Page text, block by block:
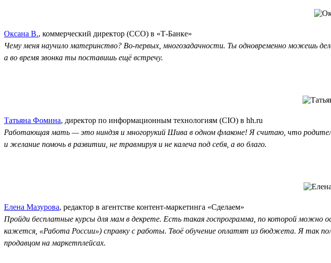
Оксана В., коммерческий директор (CCO) в «Т-Банке»
Чему меня научило материнство? Во-первых, многозадачности. Ты одновременно можешь
а во время звонка ты поставишь ещё встречу.
Татьяна Фомина, директор по информационным технологиям (CIO) в hh.ru
Работающая мать — это ниндзя и многорукий Шива в одном флаконе! Я считаю, что
и желание помочь в развитии, не травмируя и не калеча под себя, а во благо.
Елена Мазурова, редактор в агентстве контент-маркетинга «Сделаем»
Пройди бесплатные курсы для мам в декрете. Есть такая госпрограмма, по которой
кажется, «Работа России») справку с работы. Твоё обучение оплатят из бюджета. Я так
продавцом на маркетплейсах.